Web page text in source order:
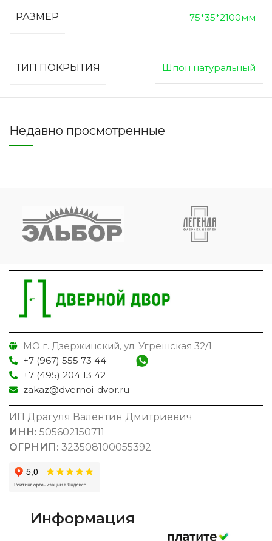
РАЗМЕР 75*35*2100мм
ТИП ПОКРЫТИЯ Шпон натуральный
Недавно просмотренные
МО г. Дзержинский, ул. Угрешская 32/1
+7 (967) 555 73 44
+7 (495) 204 13 42
zakaz@dvernoi-dvor.ru
ИП Драгуля Валентин Дмитриевич
ИНН: 505602150711
ОГРНИП: 323508100055392
Информация